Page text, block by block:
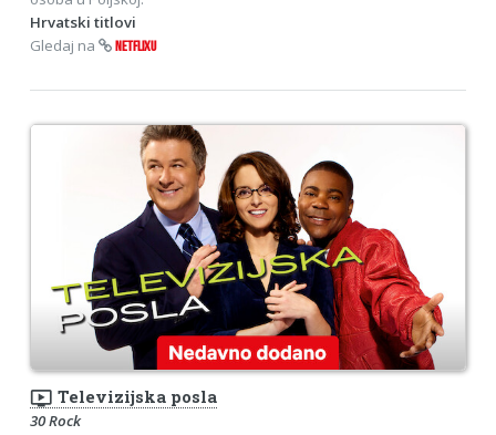
Hrvatski titlovi
Gledaj na
NETFLIXU
ondemand_video Televizijska posla
30 Rock